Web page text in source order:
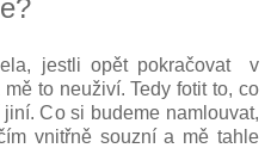
jestli opět pokračovat v
to neuživí. Tedy fotit to, co
Co si budeme namlouvat,
vnitřně souzní a mě tahle